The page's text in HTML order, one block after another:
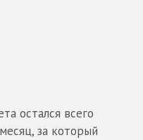
остался всего
месяц, за который